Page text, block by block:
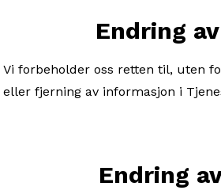
Endring av
Vi forbeholder oss retten til, uten
eller fjerning av informasjon i
Endring av